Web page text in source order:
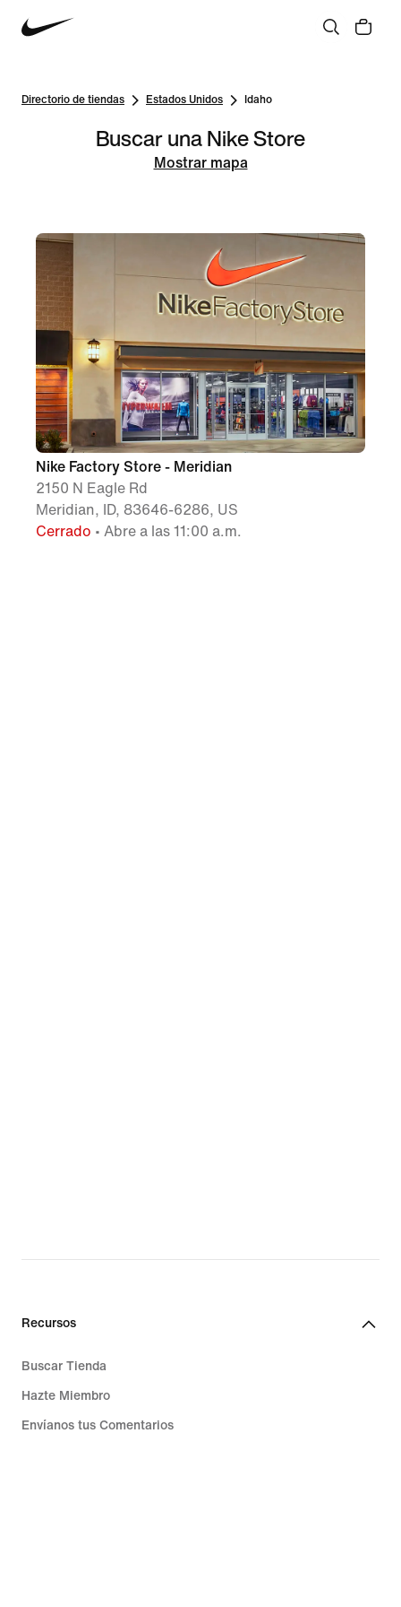
Directorio de tiendas Estados Unidos Idaho
Buscar una Nike Store
Mostrar mapa
Nike Factory Store - Meridian
2150 N Eagle Rd
Meridian, ID, 83646-6286, US
Cerrado • Abre a las 11:00 a.m.
Recursos
Buscar Tienda
Hazte Miembro
Envíanos tus Comentarios